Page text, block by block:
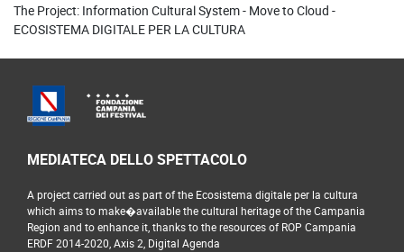
The Project: Information Cultural System - Move to Cloud -
ECOSISTEMA DIGITALE PER LA CULTURA
MEDIATECA DELLO SPETTACOLO
A project carried out as part of the Ecosistema digitale per la cultura
which aims to make�available the cultural heritage of the Campania
Region and to enhance it, thanks to the resources of ROP Campania
ERDF 2014-2020, Axis 2, Digital Agenda